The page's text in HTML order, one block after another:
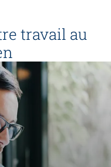
travail au